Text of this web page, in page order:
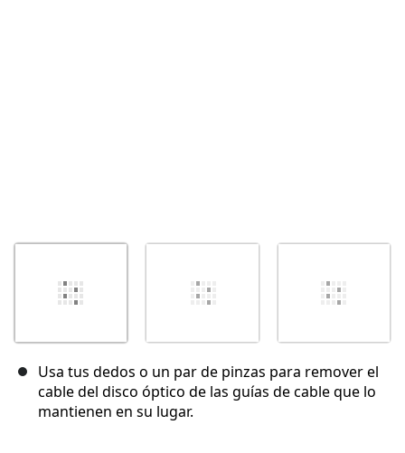
Usa tus dedos o un par de pinzas para remover el
cable del disco óptico de las guías de cable que lo
mantienen en su lugar.